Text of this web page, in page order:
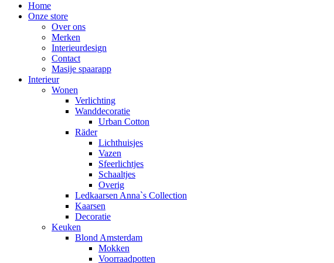
Home
Onze store
Over ons
Merken
Interieurdesign
Contact
Masije spaarapp
Interieur
Wonen
Verlichting
Wanddecoratie
Urban Cotton
Räder
Lichthuisjes
Vazen
Sfeerlichtjes
Schaaltjes
Overig
Ledkaarsen Anna`s Collection
Kaarsen
Decoratie
Keuken
Blond Amsterdam
Mokken
Voorraadpotten